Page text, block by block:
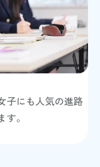
子にも人気の進路
。